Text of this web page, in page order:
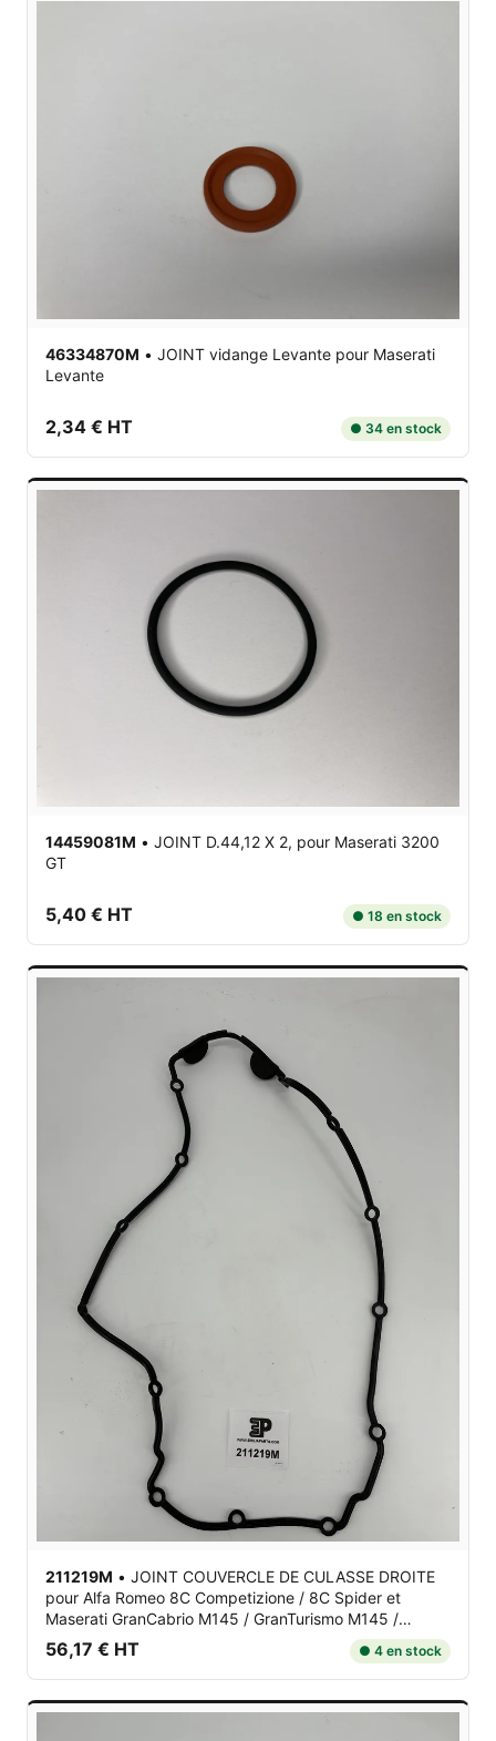
46334870M • JOINT vidange Levante pour Maserati
Levante
2,34 € HT ● 34 en stock
14459081M • JOINT D.44,12 X 2, pour Maserati 3200
GT
5,40 € HT ● 18 en stock
211219M • JOINT COUVERCLE DE CULASSE DROITE
pour Alfa Romeo 8C Competizione / 8C Spider et
Maserati GranCabrio M145 / GranTurismo M145 /
Quattroporte V M139
56,17 € HT ● 4 en stock